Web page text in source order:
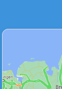
Unfälle &